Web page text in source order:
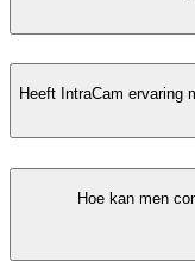
Heeft IntraCam ervaring
Hoe kan men